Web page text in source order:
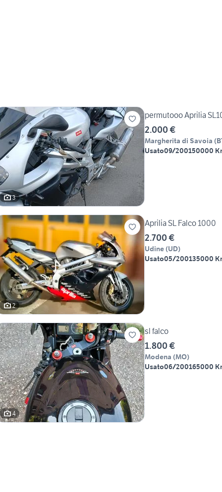
3
permutooo Aprilia
2.000 €
Margherita di Savoia (
Usato09/200150000
2
Aprilia SL Falco 1000
2.700 €
Udine (UD)
Usato05/200135000
4
sl falco
1.800 €
Modena (MO)
Usato06/200165000